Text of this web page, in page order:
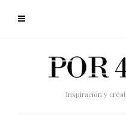
Inspiración y